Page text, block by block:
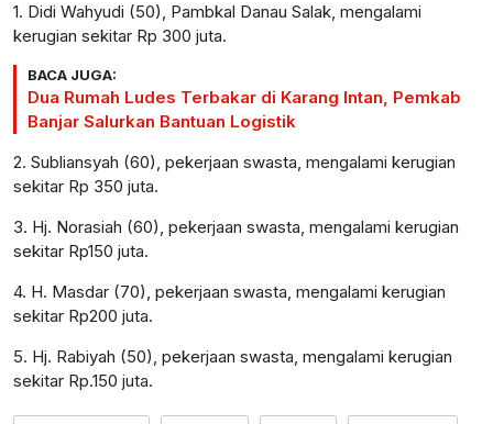
1. Didi Wahyudi (50), Pambkal Danau Salak, mengalami
kerugian sekitar Rp 300 juta.
BACA JUGA:
Dua Rumah Ludes Terbakar di Karang Intan, Pemkab
Banjar Salurkan Bantuan Logistik
2. Subliansyah (60), pekerjaan swasta, mengalami kerugian
sekitar Rp 350 juta.
3. Hj. Norasiah (60), pekerjaan swasta, mengalami kerugian
sekitar Rp150 juta.
4. H. Masdar (70), pekerjaan swasta, mengalami kerugian
sekitar Rp200 juta.
5. Hj. Rabiyah (50), pekerjaan swasta, mengalami kerugian
sekitar Rp.150 juta.